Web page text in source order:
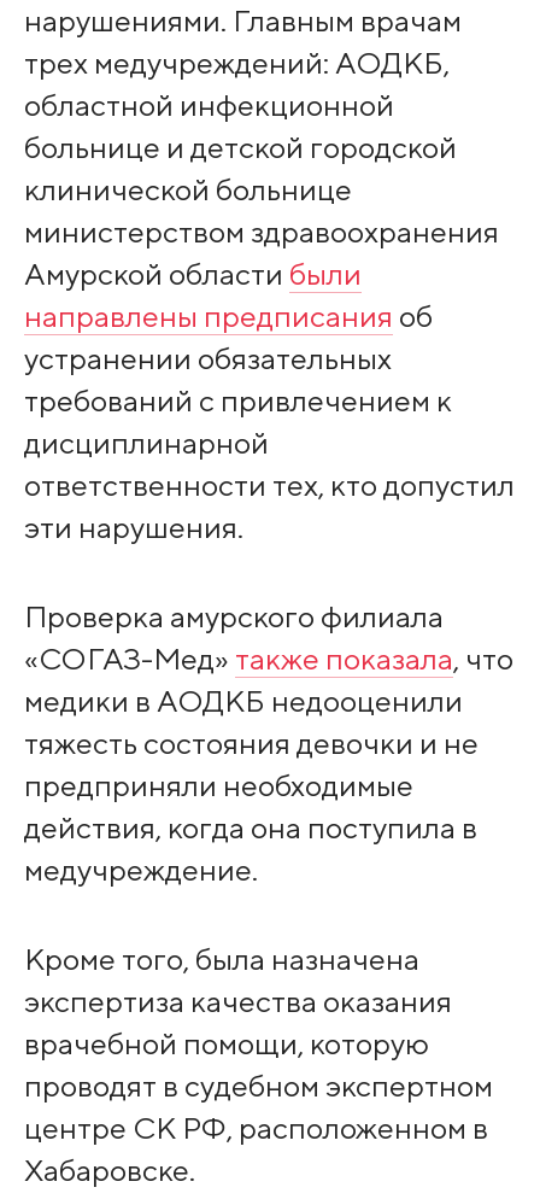
нарушениями. Главным врачам
трех медучреждений: АОДКБ,
областной инфекционной
больнице и детской городской
клинической больнице
министерством здравоохранения
Амурской области были
направлены предписания об
устранении обязательных
требований с привлечением к
дисциплинарной
ответственности тех, кто допустил
эти нарушения.
Проверка амурского филиала
«СОГАЗ-Мед» также показала, что
медики в АОДКБ недооценили
тяжесть состояния девочки и не
предприняли необходимые
действия, когда она поступила в
медучреждение.
Кроме того, была назначена
экспертиза качества оказания
врачебной помощи, которую
проводят в судебном экспертном
центре СК РФ, расположенном в
Хабаровске.